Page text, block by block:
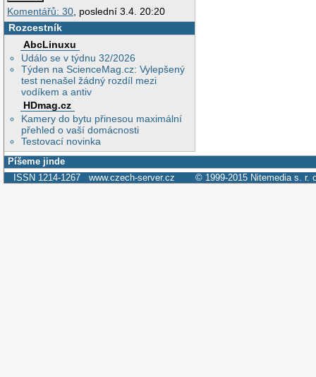
Komentářů: 30 , poslední 3.4. 20:20
Rozcestník
AbcLinuxu
Událo se v týdnu 32/2026
Týden na ScienceMag.cz: Vylepšený
test nenašel žádný rozdíl mezi
vodíkem a antiv
HDmag.cz
Kamery do bytu přinesou maximální
přehled o vaší domácnosti
Testovací novinka
Píšeme jinde
ISSN 1214-1267 www.czech-server.cz © 1999-2015 Nitemedia s. r.